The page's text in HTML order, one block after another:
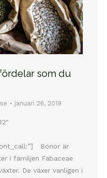
som du
januari 26, 2019
Bönor är
i familjen Fabaceae
De växer vanligen i